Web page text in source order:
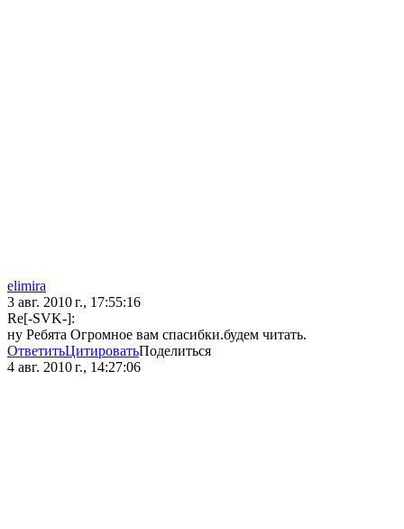
elimira
3 авг. 2010 г., 17:55:16
Re[-SVK-]:
ну Ребята Огромное вам спасибки.будем читать.
ОтветитьЦитироватьПоделиться
4 авг. 2010 г., 14:27:06